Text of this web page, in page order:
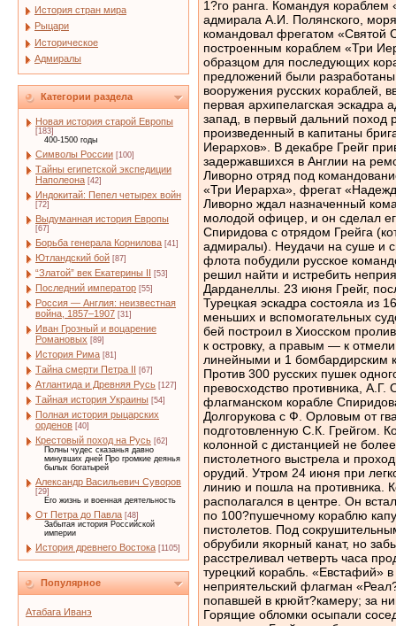
История стран мира
Рыцари
Историческое
Адмиралы
Категории раздела
Новая история старой Европы
[183]
400-1500 годы
Символы России [100]
Тайны египетской экспедиции
Наполеона [42]
Индокитай: Пепел четырех войн
[72]
Выдуманная история Европы
[67]
Борьба генерала Корнилова [41]
Ютландский бой [87]
“Златой” век Екатерины II [53]
Последний император [55]
Россия — Англия: неизвестная
война, 1857–1907 [31]
Иван Грозный и воцарение
Романовых [89]
История Рима [81]
Тайна смерти Петра II [67]
Атлантида и Древняя Русь [127]
Тайная история Украины [54]
Полная история рыцарских
орденов [40]
Крестовый поход на Русь [62]
Полны чудес сказанья давно
минувших дней Про громкие деянья
былых богатырей
Александр Васильевич Суворов
[29]
Его жизнь и военная деятельность
От Петра до Павла [48]
Забытая история Российской
империи
История древнего Востока [1105]
Популярное
Атабага Иванэ